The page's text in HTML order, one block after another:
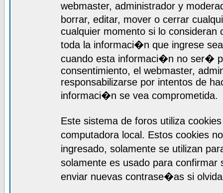
webmaster, administrador y
borrar, editar, mover o cerrar
cualquier momento si lo consideran
toda la informaci�n que ingrese
cuando esta informaci�n no ser�
consentimiento, el webmaster,
responsabilizarse por intentos de
informaci�n se vea comprometida.
Este sistema de foros utiliza
computadora local. Estos cookies
ingresado, solamente se utilizan
solamente es usado para
enviar nuevas contrase�as si